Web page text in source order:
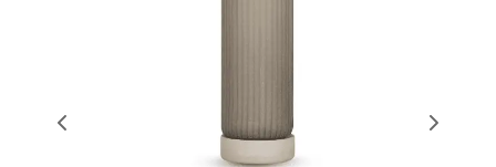
Berger
Voorwaarden